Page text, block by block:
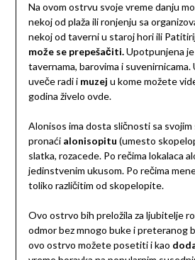
Na ovom ostrvu svoje vreme danju
nekoj od plaža ili ronjenju sa
nekoj od taverni u staroj hori ili
može se prepešačiti.Upotpunjena
tavernama, barovima i suvenirnicama.
uveče radi i muzej u kome možete
godina živelo ovde.
Alonisos ima dosta sličnosti sa
pronaći alonisopitu (umesto
slatka, rozacede. Po rečima lokalaca
jedinstvenim ukusom. Po rečima
toliko različitim od skopelopite.
Ovo ostrvo bih preložila za ljubitelje
odmor bez mnogo buke i preteranog
ovo ostrvo možete posetiti i kao